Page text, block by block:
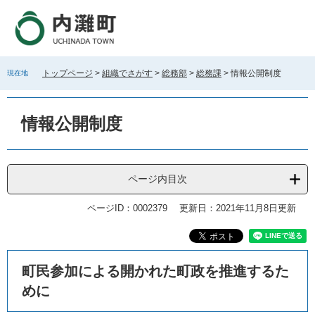
で
ば
へ
現在地 トップページ > 組織でさがす > 総務部 > 総務課 >情報公開制度
情報公開制度
ページ内目次
ページID：0002379 更新日：2021年11月8日更新
町民参加による開かれた町政を推進するた
めに